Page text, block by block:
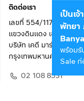
ติดต่อเรา
เลขที่ 554/117 อาคารส
แขวงดินแดง เขตดินแดง
บริษัท เคดี มาร์เก็ตเพลส
กรุงเทพมหานคร 10400
02 108 8531
เป็นเ
พัทยา
พร้อมรั
Sale ก่